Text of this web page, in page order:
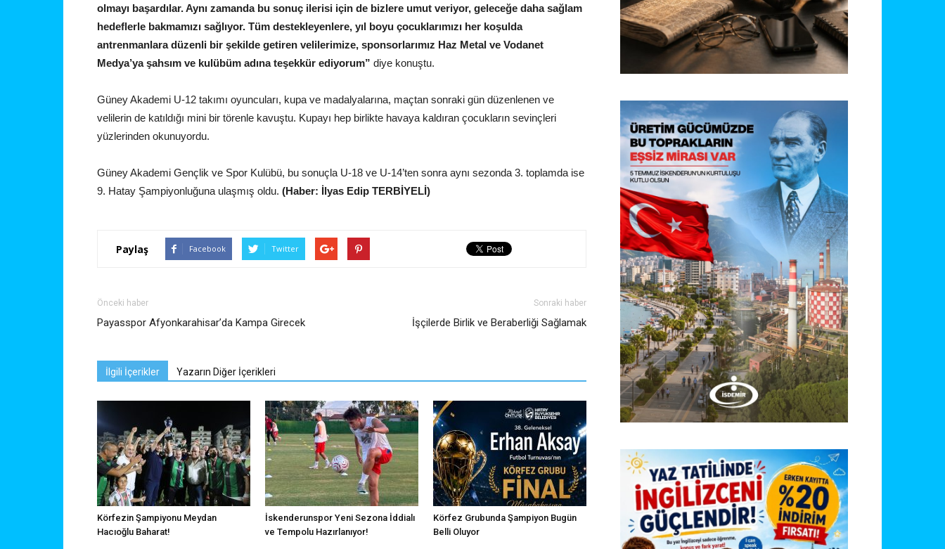
olmayı başardılar. Aynı zamanda bu sonuç ilerisi için de bizlere umut veriyor, geleceğe daha sağlam
hedeflerle bakmamızı sağlıyor. Tüm destekleyenlere, yıl boyu çocuklarımızı her koşulda
antrenmanlara düzenli bir şekilde getiren velilerimize, sponsorlarımız Haz Metal ve Vodanet
Medya’ya şahsım ve kulübüm adına teşekkür ediyorum” diye konuştu.
Güney Akademi U-12 takımı oyuncuları, kupa ve madalyalarına, maçtan sonraki gün düzenlenen ve
velilerin de katıldığı mini bir törenle kavuştu. Kupayı hep birlikte havaya kaldıran çocukların sevinçleri
yüzlerinden okunuyordu.
Güney Akademi Gençlik ve Spor Kulübü, bu sonuçla U-18 ve U-14’ten sonra aynı sezonda 3. toplamda ise
9. Hatay Şampiyonluğuna ulaşmış oldu. (Haber: İlyas Edip TERBİYELİ)
Paylaş Facebook Twitter
Önceki haber
Payasspor Afyonkarahisar’da Kampa Girecek
Sonraki haber
İşçilerde Birlik ve Beraberliği Sağlamak
İlgili İçerikler Yazarın Diğer İçerikleri
Körfezin Şampiyonu Meydan
Hacıoğlu Baharat!
İskenderunspor Yeni Sezona İddialı
ve Tempolu Hazırlanıyor!
Körfez Grubunda Şampiyon Bugün
Belli Oluyor